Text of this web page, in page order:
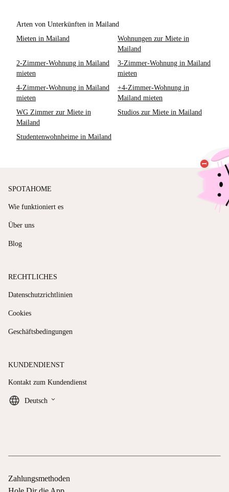
Arten von Unterkünften in Mailand
Mieten in Mailand
Wohnungen zur Miete in
Mailand
2-Zimmer-Wohnung in Mailand
mieten
3-Zimmer-Wohnung in Mailand
mieten
4-Zimmer-Wohnung in Mailand
mieten
+4-Zimmer-Wohnung in
Mailand mieten
WG Zimmer zur Miete in
Mailand
Studios zur Miete in Mailand
Studentenwohnheime in Mailand
SPOTAHOME
Wie funktioniert es
Über uns
Blog
RECHTLICHES
Datenschutzrichtlinien
Cookies
Geschäftsbedingungen
KUNDENDIENST
Kontakt zum Kundendienst
Deutsch keyboard_arrow_down
Zahlungsmethoden